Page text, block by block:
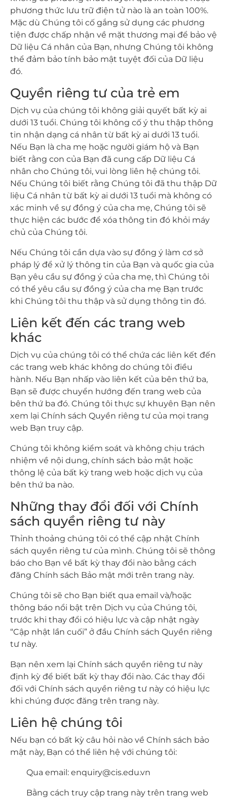
phương thức lưu trữ điện tử nào là an toàn 100%.
Mặc dù Chúng tôi cố gắng sử dụng các phương
tiện được chấp nhận về mặt thương mại để bảo vệ
Dữ liệu Cá nhân của Bạn, nhưng Chúng tôi không
thể đảm bảo tính bảo mật tuyệt đối của Dữ liệu
đó.
Quyền riêng tư của trẻ em
Dịch vụ của chúng tôi không giải quyết bất kỳ ai
dưới 13 tuổi. Chúng tôi không cố ý thu thập thông
tin nhận dạng cá nhân từ bất kỳ ai dưới 13 tuổi.
Nếu Bạn là cha mẹ hoặc người giám hộ và Bạn
biết rằng con của Bạn đã cung cấp Dữ liệu Cá
nhân cho Chúng tôi, vui lòng liên hệ chúng tôi.
Nếu Chúng tôi biết rằng Chúng tôi đã thu thập Dữ
liệu Cá nhân từ bất kỳ ai dưới 13 tuổi mà không có
xác minh về sự đồng ý của cha mẹ, Chúng tôi sẽ
thực hiện các bước để xóa thông tin đó khỏi máy
chủ của Chúng tôi.
Nếu Chúng tôi cần dựa vào sự đồng ý làm cơ sở
pháp lý để xử lý thông tin của Bạn và quốc gia của
Bạn yêu cầu sự đồng ý của cha mẹ, thì Chúng tôi
có thể yêu cầu sự đồng ý của cha mẹ Bạn trước
khi Chúng tôi thu thập và sử dụng thông tin đó.
Liên kết đến các trang web
khác
Dịch vụ của chúng tôi có thể chứa các liên kết đến
các trang web khác không do chúng tôi điều
hành. Nếu Bạn nhấp vào liên kết của bên thứ ba,
Bạn sẽ được chuyển hướng đến trang web của
bên thứ ba đó. Chúng tôi thực sự khuyên Bạn nên
xem lại Chính sách Quyền riêng tư của mọi trang
web Bạn truy cập.
Chúng tôi không kiểm soát và không chịu trách
nhiệm về nội dung, chính sách bảo mật hoặc
thông lệ của bất kỳ trang web hoặc dịch vụ của
bên thứ ba nào.
Những thay đổi đối với Chính
sách quyền riêng tư này
Thỉnh thoảng chúng tôi có thể cập nhật Chính
sách quyền riêng tư của mình. Chúng tôi sẽ thông
báo cho Bạn về bất kỳ thay đổi nào bằng cách
đăng Chính sách Bảo mật mới trên trang này.
Chúng tôi sẽ cho Bạn biết qua email và/hoặc
thông báo nổi bật trên Dịch vụ của Chúng tôi,
trước khi thay đổi có hiệu lực và cập nhật ngày
“Cập nhật lần cuối” ở đầu Chính sách Quyền riêng
tư này.
Bạn nên xem lại Chính sách quyền riêng tư này
định kỳ để biết bất kỳ thay đổi nào. Các thay đổi
đối với Chính sách quyền riêng tư này có hiệu lực
khi chúng được đăng trên trang này.
Liên hệ chúng tôi
Nếu bạn có bất kỳ câu hỏi nào về Chính sách bảo
mật này, Bạn có thể liên hệ với chúng tôi:
Qua email: enquiry@cis.edu.vn
Bằng cách truy cập trang này trên trang web